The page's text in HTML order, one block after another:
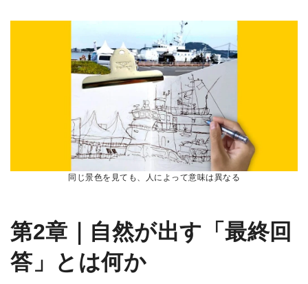
同じ景色を見ても、人によって意味は異なる
第2章｜自然が出す「最終回
答」とは何か